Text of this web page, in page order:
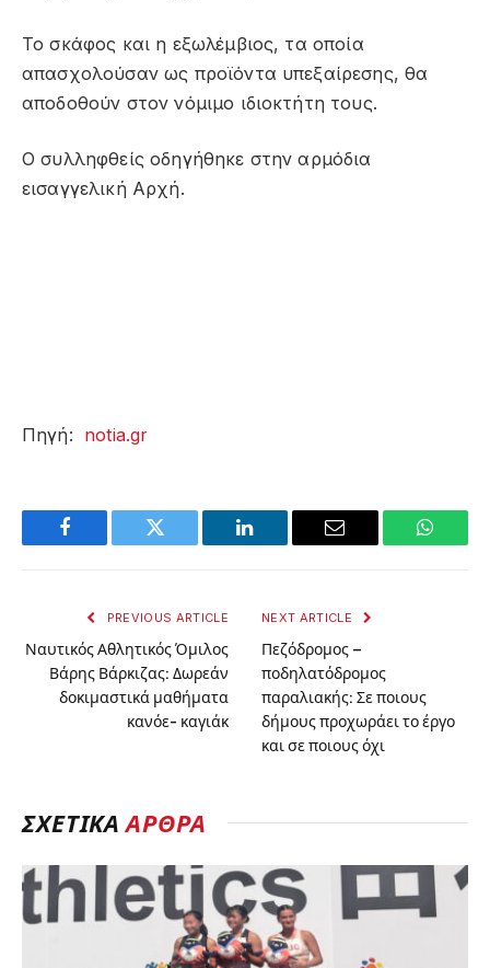
Το σκάφος και η εξωλέμβιος, τα οποία
απασχολούσαν ως προϊόντα υπεξαίρεσης, θα
αποδοθούν στον νόμιμο ιδιοκτήτη τους.
Ο συλληφθείς οδηγήθηκε στην αρμόδια
εισαγγελική Αρχή.
Πηγή: notia.gr
Facebook Twitter LinkedIn Email
PREVIOUS ARTICLE
Ναυτικός Αθλητικός Όμιλος
Βάρης Βάρκιζας: Δωρεάν
δοκιμαστικά μαθήματα
κανόε- καγιάκ
NEXT ARTICLE
Πεζόδρομος –
ποδηλατόδρομος
παραλιακής: Σε ποιους
δήμους προχωράει το έργο
και σε ποιους όχι
ΣΧΕΤΙΚΑΑΡΘΡΑ